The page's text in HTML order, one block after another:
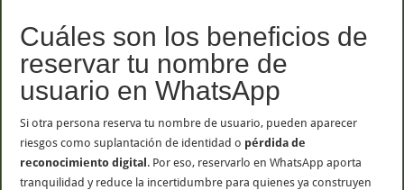
Cuáles son los beneficios de
reservar tu nombre de
usuario en WhatsApp
Si otra persona reserva tu nombre de usuario, pueden aparecer
riesgos como suplantación de identidad o pérdida de
reconocimiento digital . Por eso, reservarlo en WhatsApp aporta
tranquilidad y reduce la incertidumbre para quienes ya construyen